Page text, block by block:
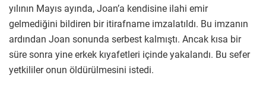
yılının Mayıs ayında, Joan’a kendisine ilahi emir
gelmediğini bildiren bir itirafname imzalatıldı. Bu imzanın
ardından Joan sonunda serbest kalmıştı. Ancak kısa bir
süre sonra yine erkek kıyafetleri içinde yakalandı. Bu sefer
yetkililer onun öldürülmesini istedi.